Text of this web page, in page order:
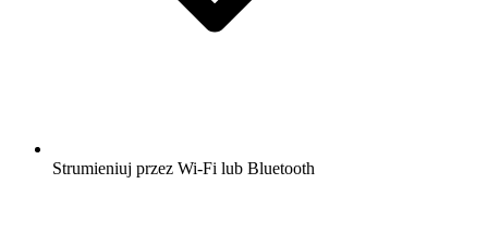
Strumieniuj przez Wi-Fi lub Bluetooth